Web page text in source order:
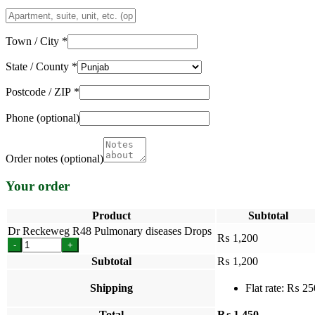
Apartment,
suite,
unit,
Town / City *
State / County *
Postcode / ZIP *
Phone (optional)
Order notes (optional)
Your order
Product
Subtotal
Dr Reckeweg R48 Pulmonary diseases Drops
- +
₨ 1,200
Subtotal
₨ 1,200
Shipping Flat rate: ₨